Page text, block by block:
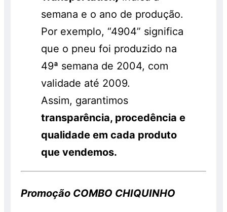
semana e o ano de produção.
Por exemplo, “4904” significa
que o pneu foi produzido na
49ª semana de 2004, com
validade até 2009.
Assim, garantimos
transparência, procedência e
qualidade em cada produto
que vendemos.
Promoção COMBO CHIQUINHO